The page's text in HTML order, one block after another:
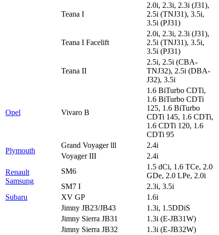
Teana I
2.0i, 2.3i, 2.3i (J31),
2.5i (TNJ31), 3.5i,
3.5i (PJ31)
Teana I Facelift
2.0i, 2.3i, 2.3i (J31),
2.5i (TNJ31), 3.5i,
3.5i (PJ31)
Teana II
2.5i, 2.5i (CBA-
TNJ32), 2.5i (DBA-
J32), 3.5i
Opel Vivaro B
1.6 BiTurbo CDTi,
1.6 BiTurbo CDTi
125, 1.6 BiTurbo
CDTi 145, 1.6 CDTi,
1.6 CDTi 120, 1.6
CDTi 95
Plymouth
Grand Voyager lll
2.4i
Voyager III
2.4i
Renault
Samsung
SM6
1.5 dCi, 1.6 TCe, 2.0
GDe, 2.0 LPe, 2.0i
SM7 I
2.3i, 3.5i
Subaru
XV GP 1.6i
Jimny JB23/JB43
1.3i, 1.5DDiS
Jimny Sierra JB31
1.3i (E-JB31W)
Jimny Sierra JB32
1.3i (E-JB32W)